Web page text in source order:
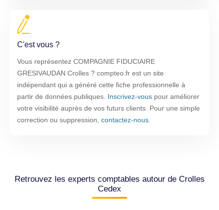
C'est vous ?
Vous représentez COMPAGNIE FIDUCIAIRE
GRESIVAUDAN Crolles ? compteo.fr est un site
indépendant qui a généré cette fiche professionnelle à
partir de données publiques. Inscrivez-vous pour améliorer
votre visibilité auprès de vos futurs clients. Pour une simple
correction ou suppression, contactez-nous
Retrouvez les experts comptables autour de Crolles
Cedex